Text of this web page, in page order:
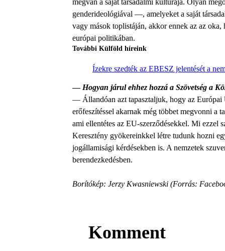
megvan a saját társadalmi kultúrája. Olyan
genderideológiával —, amelyeket a saját
vagy mások toplistáján, akkor ennek az az
európai politikában.
További Külföld híreink
Ízekre szedték az EBESZ jelentését a
— Hogyan járul ehhez hozzá a Szövetség a
— Állandóan azt tapasztaljuk, hogy az Európai
erőfeszítéssel akarnak még többet megvonni a
ami ellentétes az EU-szerződésekkel. Mi ezzel
Keresztény gyökereinkkel létre tudunk hozni
jogállamisági kérdésekben is. A nemzetek
berendezkedésben.
Borítókép: Jerzy Kwasniewski (Forrás:
Komment